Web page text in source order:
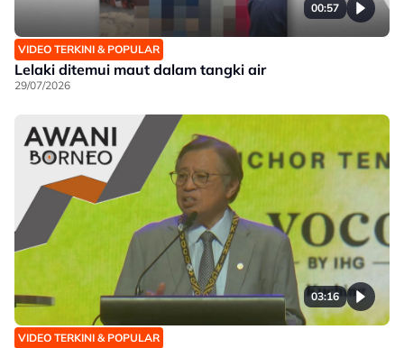
00:57
VIDEO TERKINI & POPULAR
Lelaki ditemui maut dalam tangki air
29/07/2026
03:16
VIDEO TERKINI & POPULAR